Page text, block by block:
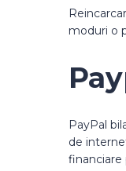
moduri o
PayPal
de
financiare